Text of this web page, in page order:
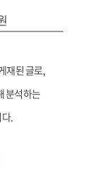
재된 글로,
분석하는
.